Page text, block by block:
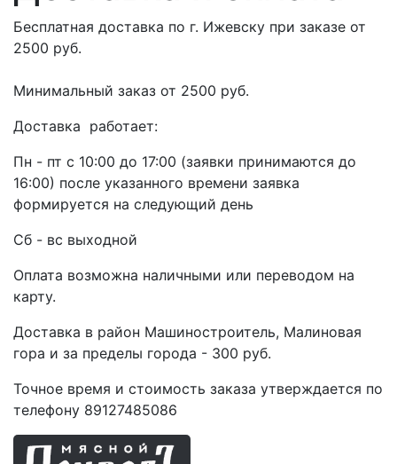
Бесплатная доставка по г. Ижевску при заказе от
2500 руб.
Минимальный заказ от 2500 руб.
Доставка работает:
Пн - пт с 10:00 до 17:00 (заявки принимаются до
16:00) после указанного времени заявка
формируется на следующий день
Сб - вс выходной
Оплата возможна наличными или переводом на
карту.
Доставка в район Машиностроитель, Малиновая
гора и за пределы города - 300 руб.
Точное время и стоимость заказа утверждается по
телефону 89127485086